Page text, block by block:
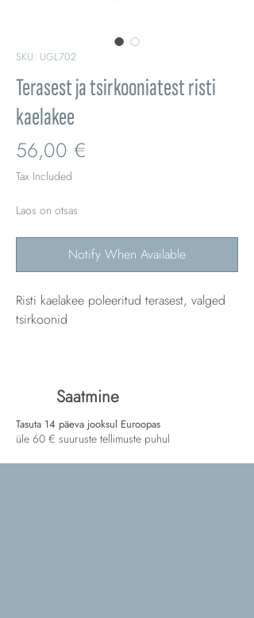
SKU: UGL702
Terasest ja tsirkooniatest risti
kaelakee
56,00 €
Tax Included
Laos on otsas
Notify When Available
Risti kaelakee poleeritud terasest, valged
tsirkoonid
Saatmine
Tasuta 14 päeva jooksul Euroopas
üle 60 € suuruste tellimuste puhul